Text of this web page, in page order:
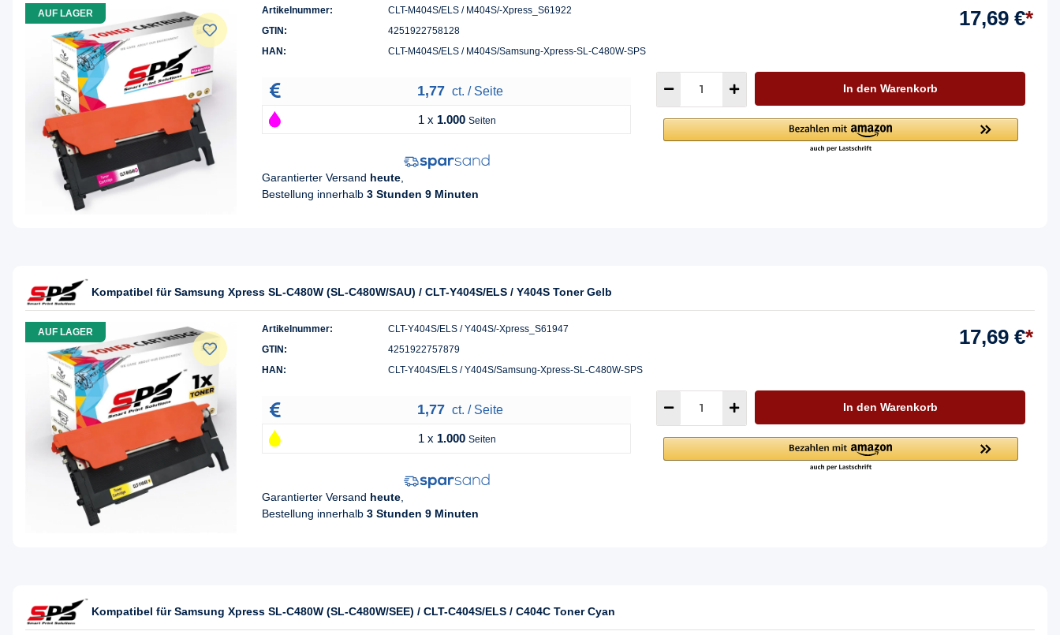
AUF LAGER Artikelnummer:
CLT-M404S/ELS / M404S/-Xpress_S61922
GTIN:
4251922758128
HAN:
CLT-M404S/ELS / M404S/Samsung-Xpress-SL-C480W-SPS
1,77 ct. / Seite
1 x 1.000 Seiten
Garantierter Versand heute
Bestellung innerhalb 3 Stunden 9 Minuten
17,69 €*
In den Warenkorb
Kompatibel für Samsung Xpress SL-C480W (SL-C480W/SAU) / CLT-Y404S/ELS / Y404S Toner Gelb
AUF LAGER Artikelnummer:
CLT-Y404S/ELS / Y404S/-Xpress_S61947
GTIN:
4251922757879
HAN:
CLT-Y404S/ELS / Y404S/Samsung-Xpress-SL-C480W-SPS
1,77 ct. / Seite
1 x 1.000 Seiten
Garantierter Versand heute
Bestellung innerhalb 3 Stunden 9 Minuten
17,69 €*
In den Warenkorb
Kompatibel für Samsung Xpress SL-C480W (SL-C480W/SEE) / CLT-C404S/ELS / C404C Toner Cyan